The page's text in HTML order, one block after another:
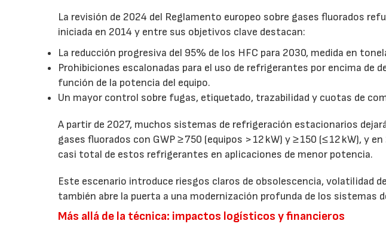
La revisión de 2024 del Reglamento europeo sobre gases fluorados
iniciada en 2014 y entre sus objetivos clave destacan:
La reducción progresiva del 95% de los HFC para 2030, medida en
Prohibiciones escalonadas para el uso de refrigerantes por encima de
función de la potencia del equipo.
Un mayor control sobre fugas, etiquetado, trazabilidad y cuotas de
A partir de 2027, muchos sistemas de refrigeración estacionarios
gases fluorados con GWP ≥ 750 (equipos > 12 kW) y ≥ 150 (≤ 12 kW), y
casi total de estos refrigerantes en aplicaciones de menor potencia.
Este escenario introduce riesgos claros de obsolescencia, volatilidad
también abre la puerta a una modernización profunda de los sistemas
Más allá de la técnica: impactos logísticos y financieros